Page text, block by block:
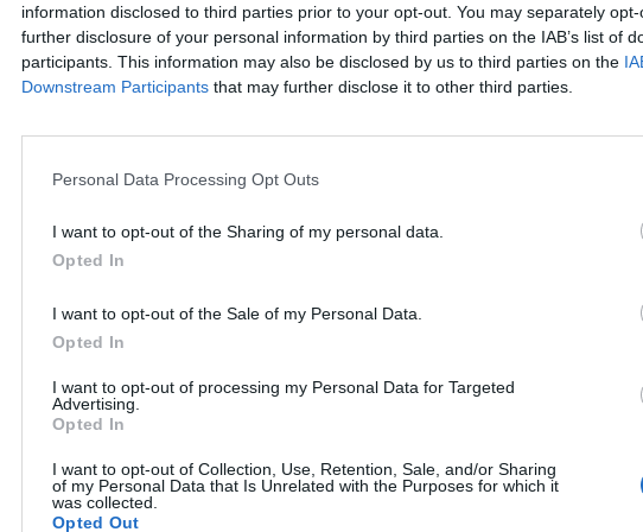
information disclosed to third parties prior to your opt-out. You may separately
further disclosure of your personal information by third parties on the IAB’s list of
participants. This information may also be disclosed by us to third parties on the
Downstream Participants that may further disclose it to other third parties.
Personal Data Processing Opt Outs
I want to opt-out of the Sharing of my personal data.
Opted In
I want to opt-out of the Sale of my Personal Data.
Opted In
I want to opt-out of processing my Personal Data for Targeted
Advertising.
Opted In
I want to opt-out of Collection, Use, Retention, Sale, and/or Sharing
of my Personal Data that Is Unrelated with the Purposes for which it
was collected.
Opted Out
giornalistiche, 33 fondazioni d'origine bancaria, 6
grandi aziende e oltre 43 mila docenti.
Rudy Giuliani a Come States?
americana